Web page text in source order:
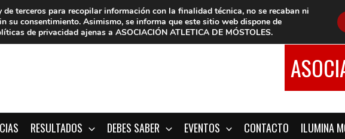
RESULTADOS DEBES SABER EVENTOS CONTACTO ILUMINA
terceros para recopilar información con la finalidad técnica, no se recaban ni
su consentimiento. Asimismo, se informa que este sitio web dispone de
de privacidad ajenas a ASOCIACIÓN ATLETICA DE MÓSTOLES.